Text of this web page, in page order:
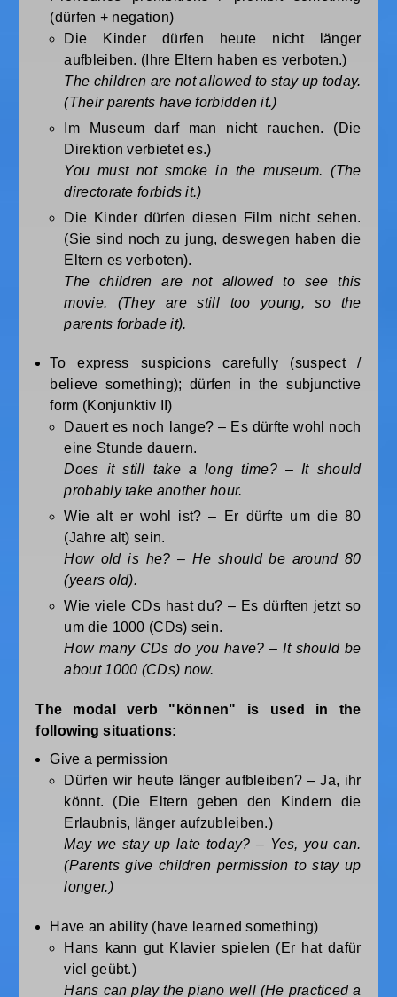
(dürfen + negation)
Die Kinder dürfen heute nicht länger
aufbleiben. (Ihre Eltern haben es verboten.)
The children are not allowed to stay up today.
(Their parents have forbidden it.)
Im Museum darf man nicht rauchen. (Die
Direktion verbietet es.)
You must not smoke in the museum. (The
directorate forbids it.)
Die Kinder dürfen diesen Film nicht sehen.
(Sie sind noch zu jung, deswegen haben die
Eltern es verboten).
The children are not allowed to see this
movie. (They are still too young, so the
parents forbade it).
To express suspicions carefully (suspect /
believe something); dürfen in the subjunctive
form (Konjunktiv II)
Dauert es noch lange? – Es dürfte wohl noch
eine Stunde dauern.
Does it still take a long time? – It should
probably take another hour.
Wie alt er wohl ist? – Er dürfte um die 80
(Jahre alt) sein.
How old is he? – He should be around 80
(years old).
Wie viele CDs hast du? – Es dürften jetzt so
um die 1000 (CDs) sein.
How many CDs do you have? – It should be
about 1000 (CDs) now.
The modal verb "können" is used in the
following situations:
Give a permission
Dürfen wir heute länger aufbleiben? – Ja, ihr
könnt. (Die Eltern geben den Kindern die
Erlaubnis, länger aufzubleiben.)
May we stay up late today? – Yes, you can.
(Parents give children permission to stay up
longer.)
Have an ability (have learned something)
Hans kann gut Klavier spielen (Er hat dafür
viel geübt.)
Hans can play the piano well (He practiced a